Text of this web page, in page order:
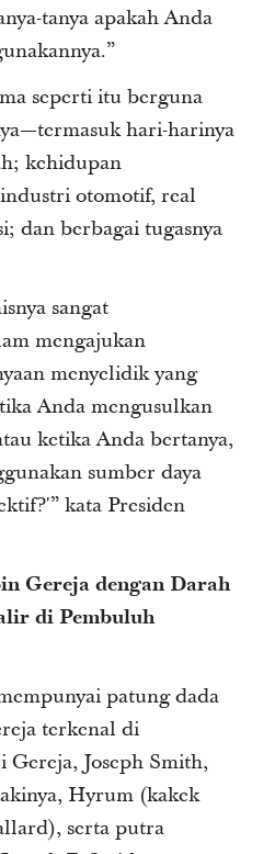
tanya apakah Anda
seperti itu berguna
hari-harinya
kehidupan
otomotif, real
dan berbagai tugasnya
sangat
mengajukan
menyelidik yang
Anda mengusulkan
ketika Anda bertanya,
sumber daya
kata Presiden
Gereja dengan Darah
di Pembuluh
patung dada
terkenal di
Joseph Smith,
Hyrum (kakek
serta putra